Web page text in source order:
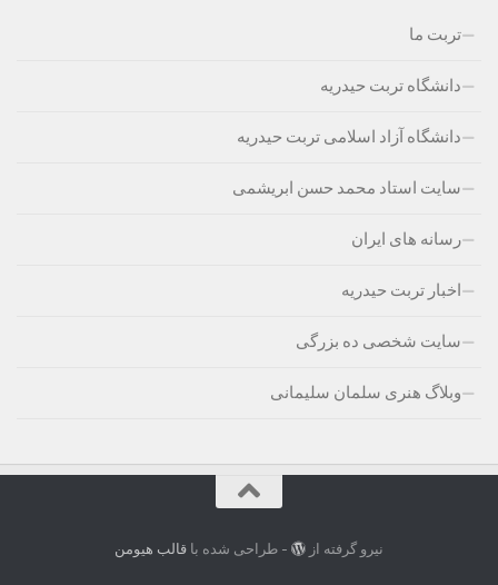
تربت ما
دانشگاه تربت حیدریه
دانشگاه آزاد اسلامی تربت حیدریه
سایت استاد محمد حسن ابریشمی
رسانه های ایران
اخبار تربت حیدریه
سایت شخصی ده بزرگی
وبلاگ هنری سلمان سلیمانی
نیرو گرفته از - طراحی شده باقالب هیومن